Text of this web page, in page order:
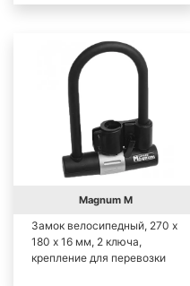
Magnum M
Замок велосипедный, 270 х
180 х 16 мм, 2 ключа,
крепление для перевозки